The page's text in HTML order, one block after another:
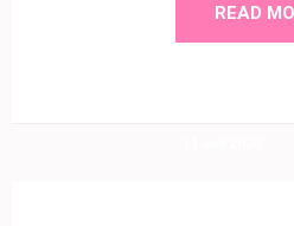
READ